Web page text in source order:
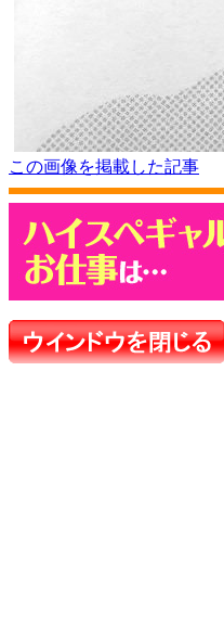
この画像を掲載した記事